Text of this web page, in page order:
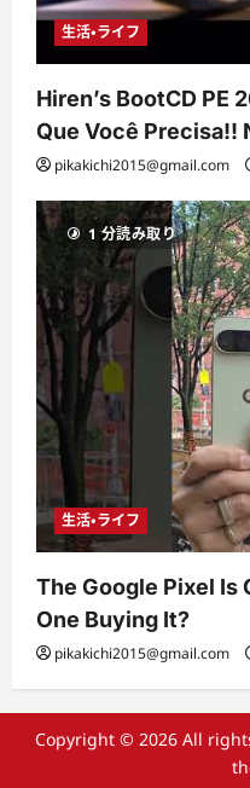
生活・ライフ
Hiren’s BootCD PE
Que Você Precisa!!
pikakichi2015@gmail.com
1 分読み取り
生活・ライフ
The Google Pixel Is
One Buying It?
pikakichi2015@gmail.com
Copyright © 2026 All